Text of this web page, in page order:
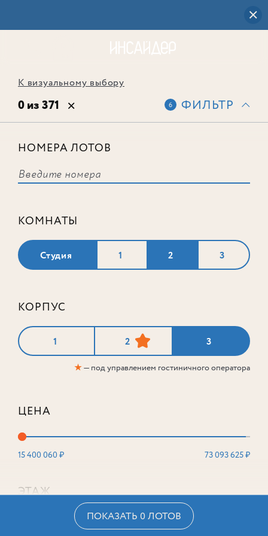
К визуальному выбору
0 из 371 6 ФИЛЬТР
НОМЕРА ЛОТОВ
КОМНАТЫ
Студия 1 2 3
КОРПУС
1 2 3
★— под управлением гостиничного оператора
ЦЕНА
15 400 060 ₽ 73 093 625 ₽
ЭТАЖ
ПОКАЗАТЬ 0 ЛОТОВ
соответствует ни одного лота